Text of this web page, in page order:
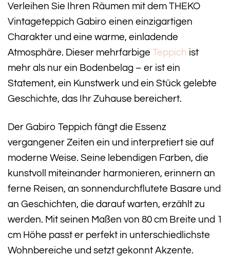
Verleihen Sie Ihren Räumen mit dem THEKO
Vintageteppich Gabiro einen einzigartigen
Charakter und eine warme, einladende
Atmosphäre. Dieser mehrfarbige Teppich ist
mehr als nur ein Bodenbelag – er ist ein
Statement, ein Kunstwerk und ein Stück gelebte
Geschichte, das Ihr Zuhause bereichert.
Der Gabiro Teppich fängt die Essenz
vergangener Zeiten ein und interpretiert sie auf
moderne Weise. Seine lebendigen Farben, die
kunstvoll miteinander harmonieren, erinnern an
ferne Reisen, an sonnendurchflutete Basare und
an Geschichten, die darauf warten, erzählt zu
werden. Mit seinen Maßen von 80 cm Breite und 1
cm Höhe passt er perfekt in unterschiedlichste
Wohnbereiche und setzt gekonnt Akzente.